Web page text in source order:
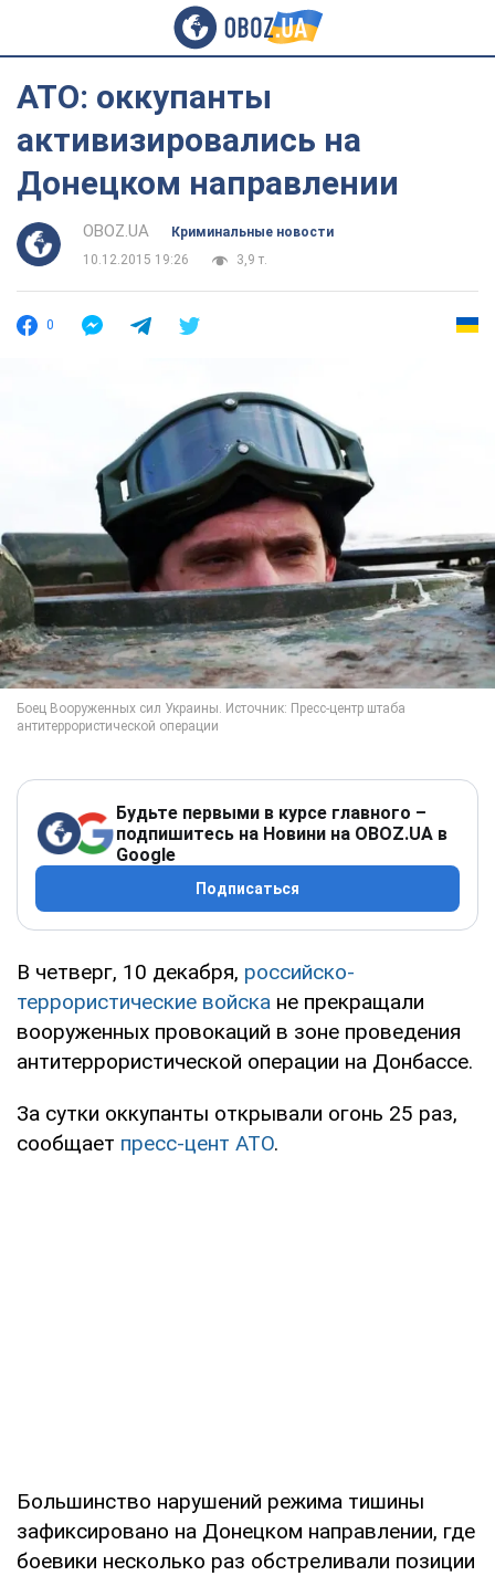
АТО: оккупанты
активизировались на
Донецком направлении
OBOZ.UA
Криминальные новости
10.12.2015 19:26
3,9 т.
0
Будьте первыми в курсе главного –
подпишитесь на Новини на OBOZ.UA в
Google
Подписаться
В четверг, 10 декабря, российско-
террористические войска не прекращали
вооруженных провокаций в зоне проведения
антитеррористической операции на Донбассе.
За сутки оккупанты открывали огонь 25 раз,
сообщает пресс-цент АТО.
Большинство нарушений режима тишины
зафиксировано на Донецком направлении, где
боевики несколько раз обстреливали позиции